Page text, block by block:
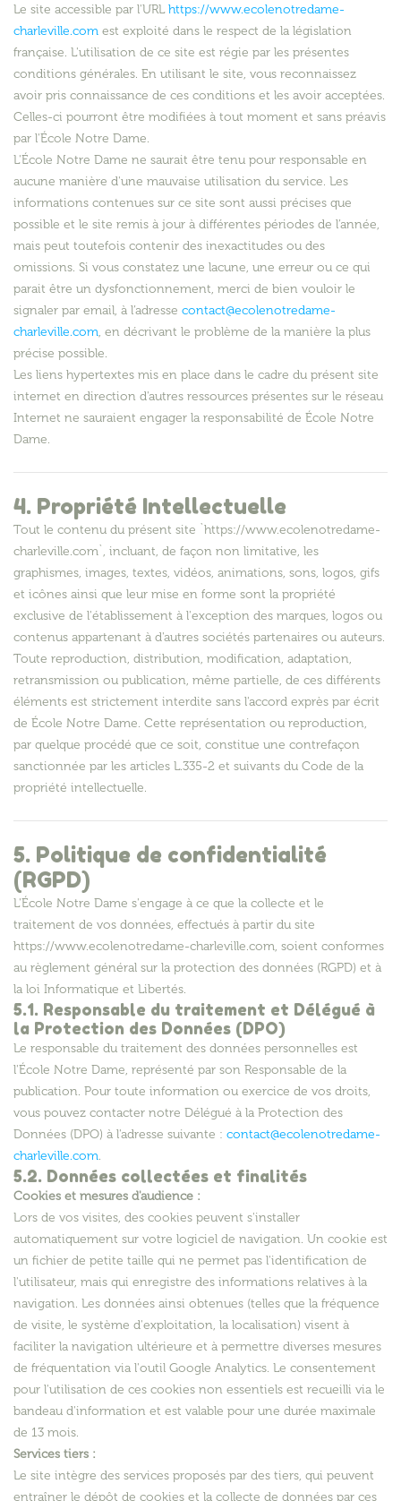
Le site accessible par l'URLhttps://www.ecolenotredame-
charleville.com est exploité dans le respect de la législation
française. L'utilisation de ce site est régie par les présentes
conditions générales. En utilisant le site, vous reconnaissez
avoir pris connaissance de ces conditions et les avoir acceptées.
Celles-ci pourront être modifiées à tout moment et sans préavis
par l'École Notre Dame.
L'École Notre Dame ne saurait être tenu pour responsable en
aucune manière d'une mauvaise utilisation du service. Les
informations contenues sur ce site sont aussi précises que
possible et le site remis à jour à différentes périodes de l’année,
mais peut toutefois contenir des inexactitudes ou des
omissions. Si vous constatez une lacune, une erreur ou ce qui
parait être un dysfonctionnement, merci de bien vouloir le
signaler par email, à l’adresse contact@ecolenotredame-
charleville.com, en décrivant le problème de la manière la plus
précise possible.
Les liens hypertextes mis en place dans le cadre du présent site
internet en direction d'autres ressources présentes sur le réseau
Internet ne sauraient engager la responsabilité de École Notre
Dame.
4. Propriété Intellectuelle
Tout le contenu du présent site `https://www.ecolenotredame-
charleville.com`, incluant, de façon non limitative, les
graphismes, images, textes, vidéos, animations, sons, logos, gifs
et icônes ainsi que leur mise en forme sont la propriété
exclusive de l'établissement à l'exception des marques, logos ou
contenus appartenant à d'autres sociétés partenaires ou auteurs.
Toute reproduction, distribution, modification, adaptation,
retransmission ou publication, même partielle, de ces différents
éléments est strictement interdite sans l'accord exprès par écrit
de École Notre Dame. Cette représentation ou reproduction,
par quelque procédé que ce soit, constitue une contrefaçon
sanctionnée par les articles L.335-2 et suivants du Code de la
propriété intellectuelle.
5. Politique de confidentialité
(RGPD)
L'École Notre Dame s'engage à ce que la collecte et le
traitement de vos données, effectués à partir du site
https://www.ecolenotredame-charleville.com, soient conformes
au règlement général sur la protection des données (RGPD) et à
la loi Informatique et Libertés.
5.1. Responsable du traitement et Délégué à
la Protection des Données (DPO)
Le responsable du traitement des données personnelles est
l'École Notre Dame, représenté par son Responsable de la
publication. Pour toute information ou exercice de vos droits,
vous pouvez contacter notre Délégué à la Protection des
Données (DPO) à l'adresse suivante : contact@ecolenotredame-
charleville.com.
5.2. Données collectées et finalités
Cookies et mesures d'audience :
Lors de vos visites, des cookies peuvent s'installer
automatiquement sur votre logiciel de navigation. Un cookie est
un fichier de petite taille qui ne permet pas l'identification de
l'utilisateur, mais qui enregistre des informations relatives à la
navigation. Les données ainsi obtenues (telles que la fréquence
de visite, le système d'exploitation, la localisation) visent à
faciliter la navigation ultérieure et à permettre diverses mesures
de fréquentation via l'outil Google Analytics. Le consentement
pour l'utilisation de ces cookies non essentiels est recueilli via le
bandeau d'information et est valable pour une durée maximale
de 13 mois.
Services tiers :
Le site intègre des services proposés par des tiers, qui peuvent
entraîner le dépôt de cookies et la collecte de données par ces